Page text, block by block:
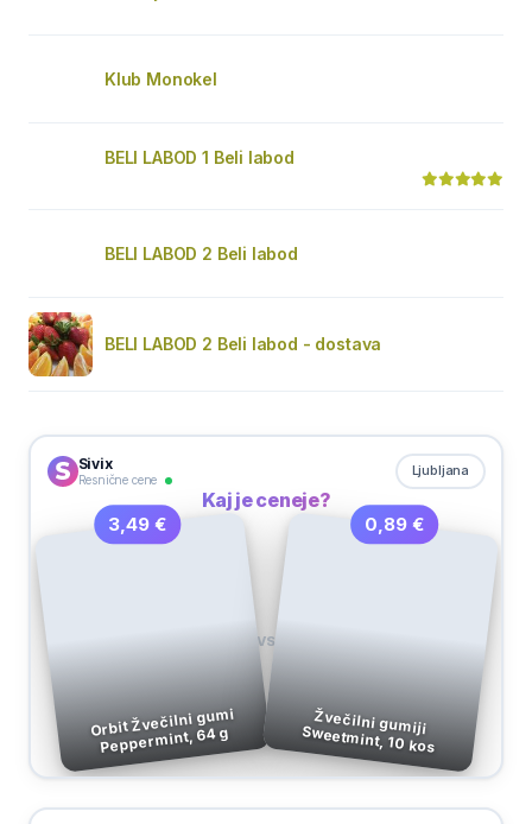
Klub Monokel
BELI LABOD 1 Beli labod
BELI LABOD 2 Beli labod
BELI LABOD 2 Beli labod - dostava
Sivix
Resnične cene
Ljubljana
Kaj je ceneje?
3,49 €
Orbit Žvečilni gumi
Peppermint, 64 g
VS
0,89 €
Žvečilni gumiji
Sweetmint, 10 kos